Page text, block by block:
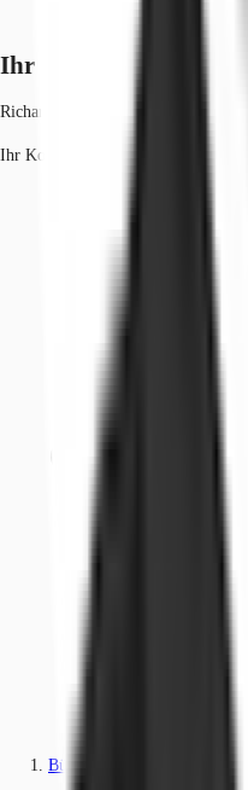
Ihr Kontakt
Richard Steimel
Ihr Kontakt
Büros